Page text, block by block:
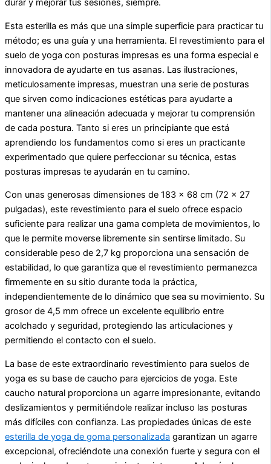
durar y mejorar tus sesiones, siempre.
Esta esterilla es más que una simple superficie para practicar tu
método; es una guía y una herramienta. El revestimiento para el
suelo de yoga con posturas impresas es una forma especial e
innovadora de ayudarte en tus asanas. Las ilustraciones,
meticulosamente impresas, muestran una serie de posturas
que sirven como indicaciones estéticas para ayudarte a
mantener una alineación adecuada y mejorar tu comprensión
de cada postura. Tanto si eres un principiante que está
aprendiendo los fundamentos como si eres un practicante
experimentado que quiere perfeccionar su técnica, estas
posturas impresas te ayudarán en tu camino.
Con unas generosas dimensiones de 183 x 68 cm (72 x 27
pulgadas), este revestimiento para el suelo ofrece espacio
suficiente para realizar una gama completa de movimientos, lo
que le permite moverse libremente sin sentirse limitado. Su
considerable peso de 2,7 kg proporciona una sensación de
estabilidad, lo que garantiza que el revestimiento permanezca
firmemente en su sitio durante toda la práctica,
independientemente de lo dinámico que sea su movimiento. Su
grosor de 4,5 mm ofrece un excelente equilibrio entre
acolchado y seguridad, protegiendo las articulaciones y
permitiendo el contacto con el suelo.
La base de este extraordinario revestimiento para suelos de
yoga es su base de caucho para ejercicios de yoga. Este
caucho natural proporciona un agarre impresionante, evitando
deslizamientos y permitiéndole realizar incluso las posturas
más difíciles con confianza. Las propiedades únicas de este
esterilla de yoga de goma personalizada garantizan un agarre
excepcional, ofreciéndote una conexión fuerte y segura con el